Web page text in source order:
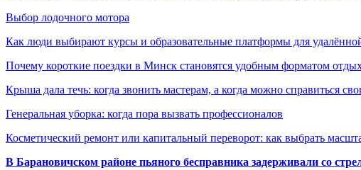
Выбор лодочного мотора
Как люди выбирают курсы и образовательные платформы для
Почему короткие поездки в Минск становятся удобным форматом
Крыша дала течь: когда звонить мастерам, а когда можно справиться
Генеральная уборка: когда пора вызвать профессионалов
Косметический ремонт или капитальный переворот: как выбрать
В Барановичском районе пьяного бесправника задерживали со